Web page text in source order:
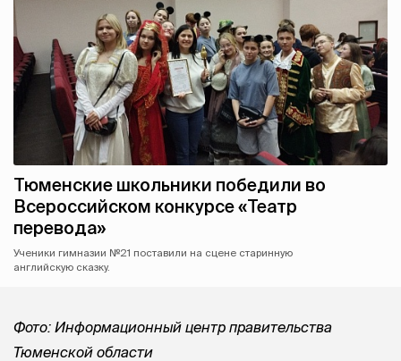
Тюменские школьники победили во
Всероссийском конкурсе «Театр
перевода»
Ученики гимназии №21 поставили на сцене старинную
английскую сказку.
Фото: Информационный центр правительства
Тюменской области